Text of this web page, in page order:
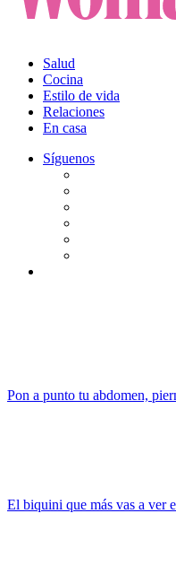
Salud
Cocina
Estilo de vida
Relaciones
En casa
Síguenos
Pon a punto tu abdomen,
El biquini que más vas a ver